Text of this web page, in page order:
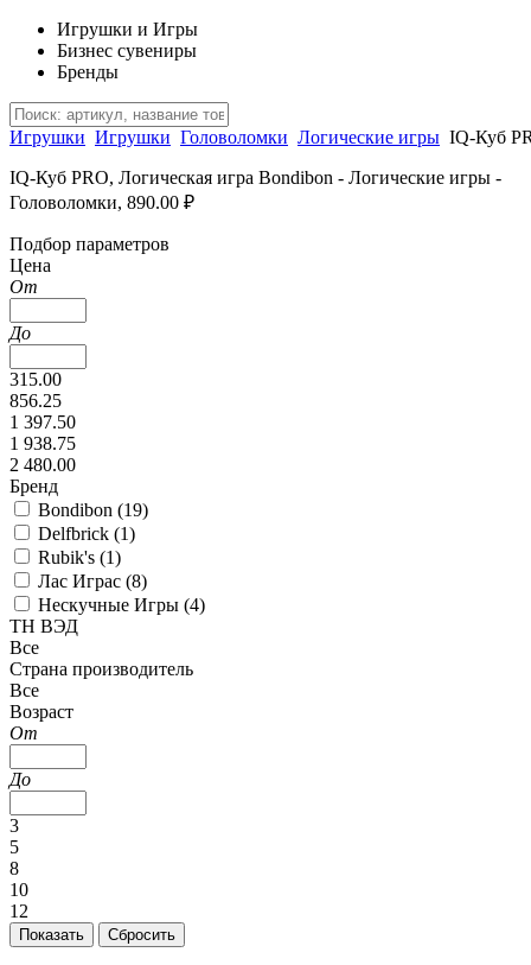
Игрушки и Игры
Бизнес сувениры
Бренды
Игрушки Игрушки Головоломки Логические игры IQ-Куб
IQ-Куб PRO, Логическая игра Bondibon - Логические игры -
Головоломки, 890.00 ₽
Подбор параметров
Цена
От
До
315.00
856.25
1 397.50
1 938.75
2 480.00
Бренд
Bondibon (19)
Delfbrick (1)
Rubik's (1)
Лас Играс (8)
Нескучные Игры (4)
ТН ВЭД
Все
Страна производитель
Все
Возраст
От
До
3
5
8
10
12